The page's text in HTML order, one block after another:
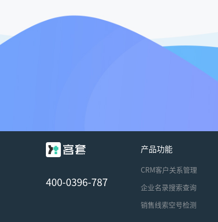
400-0396-787
产品功能
CRM客户关系管理
企业名录搜索查询
销售线索空号检测